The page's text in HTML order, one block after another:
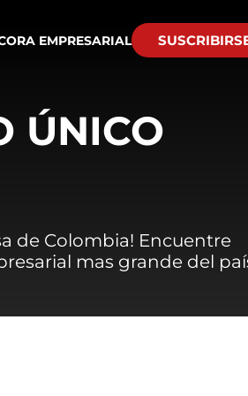
EMPRESARIAL
ÚNICO
de Colombia! Encuentre
mas grande del